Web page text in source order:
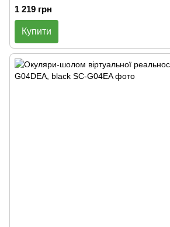
1 219 грн
Купити